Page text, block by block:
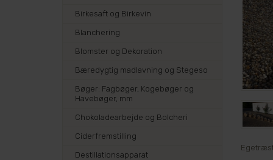
Birkesaft og Birkevin
Blanchering
Blomster og Dekoration
Bæredygtig madlavning og Stegeso
Bøger: Fagbøger, Kogebøger og
Havebøger, mm
Chokoladearbejde og Bolcheri
Ciderfremstilling
Destillationsapparat